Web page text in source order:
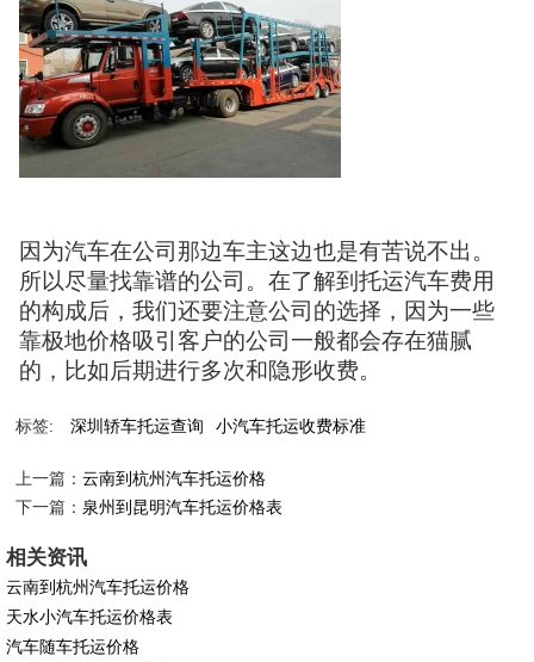
因为汽车在公司那边车主这边也是有苦说不出。
所以尽量找靠谱的公司。在了解到托运汽车费用
的构成后，我们还要注意公司的选择，因为一些
靠极地价格吸引客户的公司一般都会存在猫腻
的，比如后期进行多次和隐形收费。
标签: 深圳轿车托运查询 小汽车托运收费标准
上一篇：云南到杭州汽车托运价格
下一篇： 泉州到昆明汽车托运价格表
相关资讯
云南到杭州汽车托运价格
天水小汽车托运价格表
汽车随车托运价格